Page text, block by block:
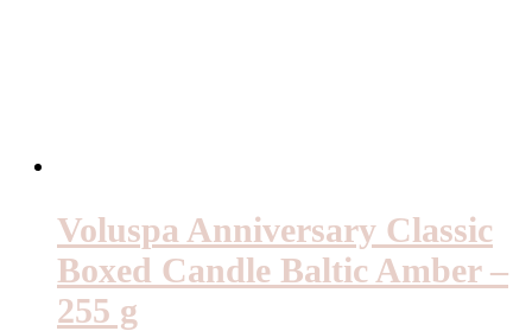
Voluspa Anniversary Classic
Boxed Candle Baltic Amber –
255 g